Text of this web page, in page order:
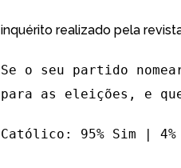
inquérito realizado pela
Se o seu partido
para as eleições, e
Católico: 95% Sim | 4%